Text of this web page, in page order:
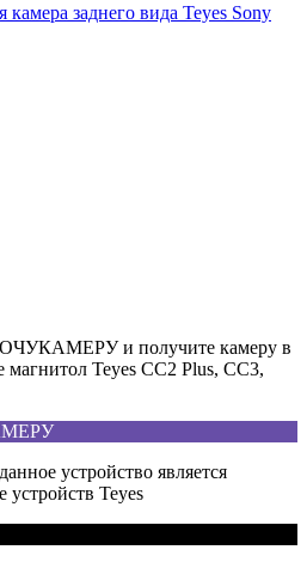
заднего вида Teyes Sony
и получите камеру в
Teyes CC2 Plus, CC3,
устройство является
Teyes